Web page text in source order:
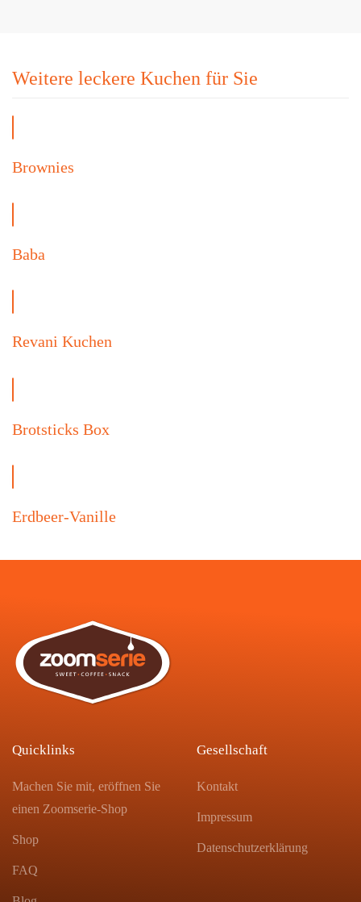
Weitere leckere Kuchen für Sie
Brownies
Baba
Revani Kuchen
Brotsticks Box
Erdbeer-Vanille
Quicklinks
Machen Sie mit, eröffnen Sie
einen Zoomserie-Shop
Shop
FAQ
Gesellschaft
Kontakt
Impressum
Datenschutzerklärung